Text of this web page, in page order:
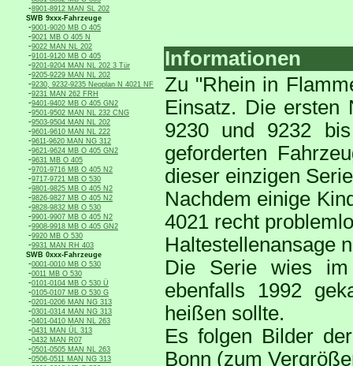
-8901-8912 MAN SL 202
SWB 9xxx-Fahrzeuge
-9001-9020 MB O 405
-9021 MB O 405 N
-9022 MAN NL 202
-9101-9120 MB O 405
-9201-9204 MAN NL 202 3 Tür
-9205-9229 MAN NL 202
-9230, 9232-9235 Neoplan N 4021 NF
-9231 MAN 262 FRH
-9401-9402 MB O 405 GN2
-9501-9502 MAN NL 232 CNG
-9503-9504 MAN NL 202
-9601-9610 MAN NL 222
-9611-9620 MAN NG 312
-9621-9624 MB O 405 GN2
-9631 MB O 405
-9701-9716 MB O 405 N2
-9717-9721 MB O 530
-9801-9825 MB O 405 N2
-9826-9827 MB O 405 N2
-9828-9832 MB O 530
-9901-9907 MB O 405 N2
-9908-9918 MB O 405 GN2
-9920 MB O 530
-9931 MAN RH 403
SWB 0xxx-Fahrzeuge
-0001-0010 MB O 530
-0011 MB O 530
-0101-0104 MB O 530 Ü
-0105-0107 MB O 530 G
-0201-0206 MAN NG 313
-0301-0314 MAN NG 313
-0401-0410 MAN NL 263
-0431 MAN ÜL 313
-0432 MAN R07
-0501-0505 MAN NL 263
-0506-0511 MAN NG 313
Informationen
Zu "Rhein in
Einsatz. Die ersten
9230 und 9232
geforderten
dieser einzigen
Nachdem einige
4021 recht
Haltestellenansage
Die Serie wies
ebenfalls 1992
heißen sollte.
Es folgen Bilder
Bonn (zum